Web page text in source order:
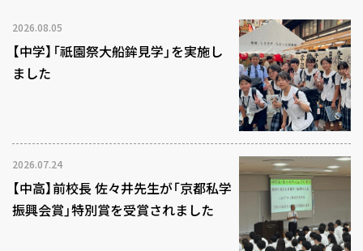
2026.08.05
【中学】「祇園祭大船鉾見学」を実施し
ました
2026.07.24
【中高】前校長 佐々井先生が「京都私学
振興会賞」特別賞を受賞されました